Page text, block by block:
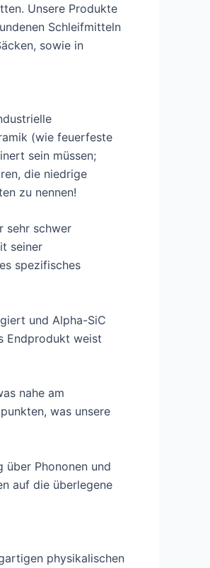
Unsere Produkte
Schleifmitteln
sowie in
(wie feuerfeste
sein müssen;
die niedrige
zu nennen!
sehr schwer
seiner
spezifisches
und Alpha-SiC
Endprodukt weist
nahe am
was unsere
über Phononen und
auf die überlegene
physikalischen